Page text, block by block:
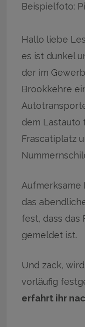
Beispielfoto:
Hallo liebe
es ist dunkel
der im
Brookkehre
dem Lastauto
Frascatiplatz
das
fest, dass das
gemeldet ist.
Und zack,
vorläufig
erfahrt ihr